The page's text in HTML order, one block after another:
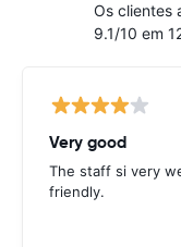
Os clientes
9.1/10 em
Very good
The staff si very
friendly.